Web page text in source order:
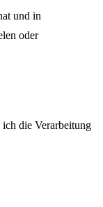
und in
oder
die Verarbeitung